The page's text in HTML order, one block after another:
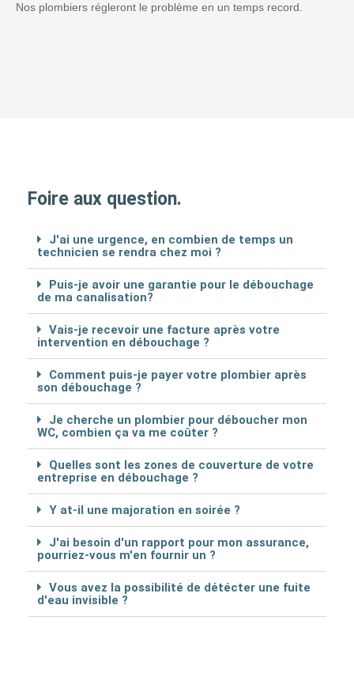
Nos plombiers régleront le problème en un temps record.
Foire aux question.
J'ai une urgence, en combien de temps un
technicien se rendra chez moi ?
Puis-je avoir une garantie pour le débouchage
de ma canalisation?
Vais-je recevoir une facture après votre
intervention en débouchage ?
Comment puis-je payer votre plombier après
son débouchage ?
Je cherche un plombier pour déboucher mon
WC, combien ça va me coûter ?
Quelles sont les zones de couverture de votre
entreprise en débouchage ?
Y at-il une majoration en soirée ?
J'ai besoin d'un rapport pour mon assurance,
pourriez-vous m'en fournir un ?
Vous avez la possibilité de détécter une fuite
d'eau invisible ?